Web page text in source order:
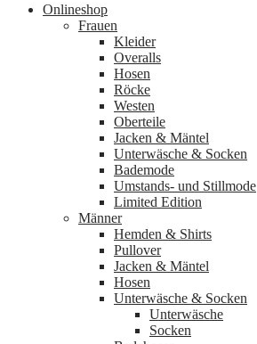
Onlineshop
Frauen
Kleider
Overalls
Hosen
Röcke
Westen
Oberteile
Jacken & Mäntel
Unterwäsche & Socken
Bademode
Umstands- und Stillmode
Limited Edition
Männer
Hemden & Shirts
Pullover
Jacken & Mäntel
Hosen
Unterwäsche & Socken
Unterwäsche
Socken